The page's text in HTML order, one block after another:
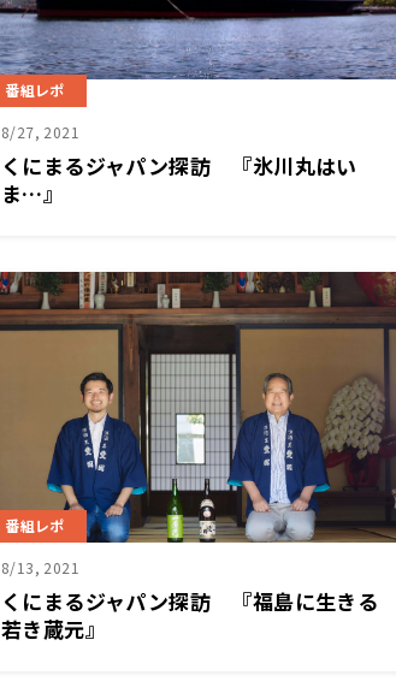
番組レポ
8/27, 2021
くにまるジャパン探訪 『氷川丸はい
ま…』
番組レポ
8/13, 2021
くにまるジャパン探訪 『福島に生きる
若き蔵元』